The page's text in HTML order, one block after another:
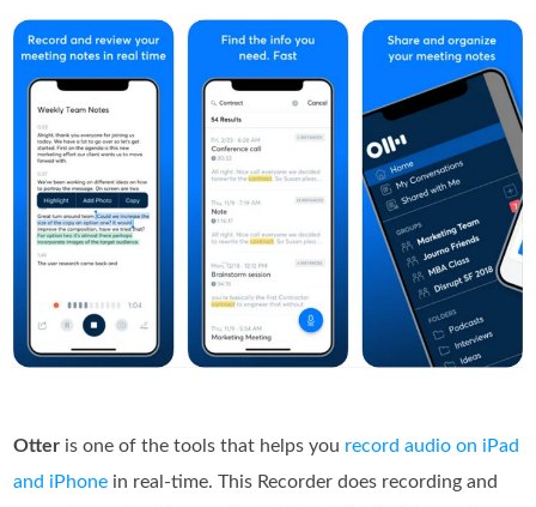
Otter is one of the tools that helps you record audio on iPad
and iPhone in real-time. This Recorder does recording and